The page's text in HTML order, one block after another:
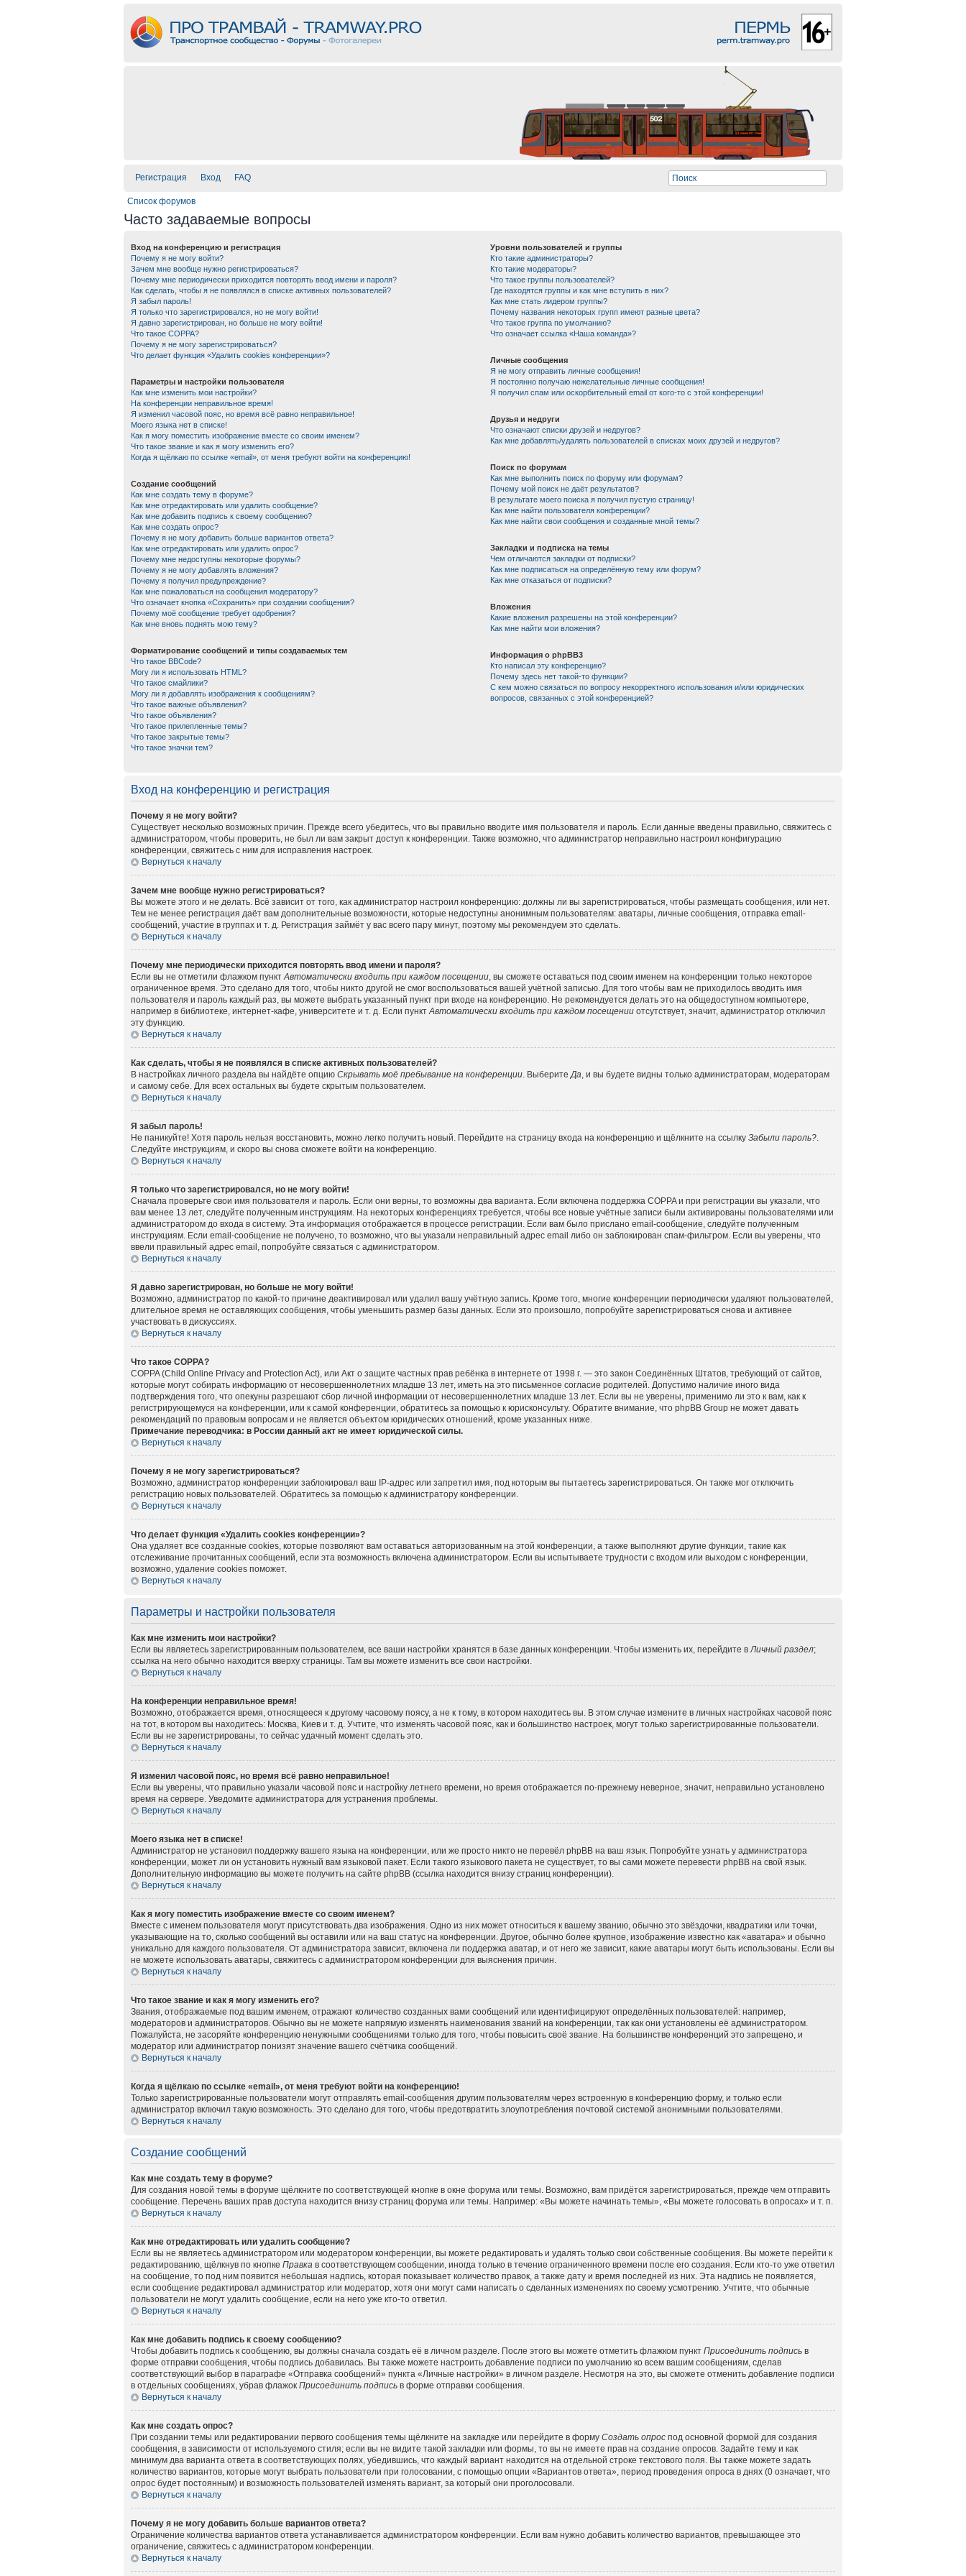
Регистрация Вход FAQ
Список форумов
Часто задаваемые вопросы
Вход на конференцию и регистрация
Почему я не могу войти?
Зачем мне вообще нужно регистрироваться?
Почему мне периодически приходится повторять ввод имени и пароля?
Как сделать, чтобы я не появлялся в списке активных пользователей?
Я забыл пароль!
Я только что зарегистрировался, но не могу войти!
Я давно зарегистрирован, но больше не могу войти!
Что такое COPPA?
Почему я не могу зарегистрироваться?
Что делает функция «Удалить cookies конференции»?
Параметры и настройки пользователя
Как мне изменить мои настройки?
На конференции неправильное время!
Я изменил часовой пояс, но время всё равно неправильное!
Моего языка нет в списке!
Как я могу поместить изображение вместе со своим именем?
Что такое звание и как я могу изменить его?
Когда я щёлкаю по ссылке «email», от меня требуют войти на конференцию!
Создание сообщений
Как мне создать тему в форуме?
Как мне отредактировать или удалить сообщение?
Как мне добавить подпись к своему сообщению?
Как мне создать опрос?
Почему я не могу добавить больше вариантов ответа?
Как мне отредактировать или удалить опрос?
Почему мне недоступны некоторые форумы?
Почему я не могу добавлять вложения?
Почему я получил предупреждение?
Как мне пожаловаться на сообщения модератору?
Что означает кнопка «Сохранить» при создании сообщения?
Почему моё сообщение требует одобрения?
Как мне вновь поднять мою тему?
Форматирование сообщений и типы создаваемых тем
Что такое BBCode?
Могу ли я использовать HTML?
Что такое смайлики?
Могу ли я добавлять изображения к сообщениям?
Что такое важные объявления?
Что такое объявления?
Что такое прилепленные темы?
Что такое закрытые темы?
Что такое значки тем?
Уровни пользователей и группы
Кто такие администраторы?
Кто такие модераторы?
Что такое группы пользователей?
Где находятся группы и как мне вступить в них?
Как мне стать лидером группы?
Почему названия некоторых групп имеют разные цвета?
Что такое группа по умолчанию?
Что означает ссылка «Наша команда»?
Личные сообщения
Я не могу отправить личные сообщения!
Я постоянно получаю нежелательные личные сообщения!
Я получил спам или оскорбительный email от кого-то с этой конференции!
Друзья и недруги
Что означают списки друзей и недругов?
Как мне добавлять/удалять пользователей в списках моих друзей и недругов?
Поиск по форумам
Как мне выполнить поиск по форуму или форумам?
Почему мой поиск не даёт результатов?
В результате моего поиска я получил пустую страницу!
Как мне найти пользователя конференции?
Как мне найти свои сообщения и созданные мной темы?
Закладки и подписка на темы
Чем отличаются закладки от подписки?
Как мне подписаться на определённую тему или форум?
Как мне отказаться от подписки?
Вложения
Какие вложения разрешены на этой конференции?
Как мне найти мои вложения?
Информация о phpBB3
Кто написал эту конференцию?
Почему здесь нет такой-то функции?
С кем можно связаться по вопросу некорректного использования и/или юридических
вопросов, связанных с этой конференцией?
Вход на конференцию и регистрация
Почему я не могу войти?
Существует несколько возможных причин. Прежде всего убедитесь, что вы правильно вводите имя пользователя и пароль. Если данные введены правильно, свяжитесь с
администратором, чтобы проверить, не был ли вам закрыт доступ к конференции. Также возможно, что администратор неправильно настроил конфигурацию
конференции, свяжитесь с ним для исправления настроек.
Вернуться к началу
Зачем мне вообще нужно регистрироваться?
Вы можете этого и не делать. Всё зависит от того, как администратор настроил конференцию: должны ли вы зарегистрироваться, чтобы размещать сообщения, или нет.
Тем не менее регистрация даёт вам дополнительные возможности, которые недоступны анонимным пользователям: аватары, личные сообщения, отправка email-
сообщений, участие в группах и т. д. Регистрация займёт у вас всего пару минут, поэтому мы рекомендуем это сделать.
Вернуться к началу
Почему мне периодически приходится повторять ввод имени и пароля?
Если вы не отметили флажком пунктАвтоматически входить при каждом посещении, вы сможете оставаться под своим именем на конференции только некоторое
ограниченное время. Это сделано для того, чтобы никто другой не смог воспользоваться вашей учётной записью. Для того чтобы вам не приходилось вводить имя
пользователя и пароль каждый раз, вы можете выбрать указанный пункт при входе на конференцию. Не рекомендуется делать это на общедоступном компьютере,
например в библиотеке, интернет-кафе, университете и т. д. Если пунктАвтоматически входить при каждом посещении отсутствует, значит, администратор отключил
эту функцию.
Вернуться к началу
Как сделать, чтобы я не появлялся в списке активных пользователей?
В настройках личного раздела вы найдёте опцию Скрывать моё пребывание на конференции. ВыберитеДа, и вы будете видны только администраторам, модераторам
и самому себе. Для всех остальных вы будете скрытым пользователем.
Вернуться к началу
Я забыл пароль!
Не паникуйте! Хотя пароль нельзя восстановить, можно легко получить новый. Перейдите на страницу входа на конференцию и щёлкните на ссылку Забыли пароль?.
Следуйте инструкциям, и скоро вы снова сможете войти на конференцию.
Вернуться к началу
Я только что зарегистрировался, но не могу войти!
Сначала проверьте свои имя пользователя и пароль. Если они верны, то возможны два варианта. Если включена поддержка COPPA и при регистрации вы указали, что
вам менее 13 лет, следуйте полученным инструкциям. На некоторых конференциях требуется, чтобы все новые учётные записи были активированы пользователями или
администратором до входа в систему. Эта информация отображается в процессе регистрации. Если вам было прислано email-сообщение, следуйте полученным
инструкциям. Если email-сообщение не получено, то возможно, что вы указали неправильный адрес email либо он заблокирован спам-фильтром. Если вы уверены, что
ввели правильный адрес email, попробуйте связаться с администратором.
Вернуться к началу
Я давно зарегистрирован, но больше не могу войти!
Возможно, администратор по какой-то причине деактивировал или удалил вашу учётную запись. Кроме того, многие конференции периодически удаляют пользователей,
длительное время не оставляющих сообщения, чтобы уменьшить размер базы данных. Если это произошло, попробуйте зарегистрироваться снова и активнее
участвовать в дискуссиях.
Вернуться к началу
Что такое COPPA?
COPPA (Child Online Privacy and Protection Act), или Акт о защите частных прав ребёнка в интернете от 1998 г. — это закон Соединённых Штатов, требующий от сайтов,
которые могут собирать информацию от несовершеннолетних младше 13 лет, иметь на это письменное согласие родителей. Допустимо наличие иного вида
подтверждения того, что опекуны разрешают сбор личной информации от несовершеннолетних младше 13 лет. Если вы не уверены, применимо ли это к вам, как к
регистрирующемуся на конференции, или к самой конференции, обратитесь за помощью к юрисконсульту. Обратите внимание, что phpBB Group не может давать
рекомендаций по правовым вопросам и не является объектом юридических отношений, кроме указанных ниже.
Примечание переводчика: в России данный акт не имеет юридической силы.
Вернуться к началу
Почему я не могу зарегистрироваться?
Возможно, администратор конференции заблокировал ваш IP-адрес или запретил имя, под которым вы пытаетесь зарегистрироваться. Он также мог отключить
регистрацию новых пользователей. Обратитесь за помощью к администратору конференции.
Вернуться к началу
Что делает функция «Удалить cookies конференции»?
Она удаляет все созданные cookies, которые позволяют вам оставаться авторизованным на этой конференции, а также выполняют другие функции, такие как
отслеживание прочитанных сообщений, если эта возможность включена администратором. Если вы испытываете трудности с входом или выходом с конференции,
возможно, удаление cookies поможет.
Вернуться к началу
Параметры и настройки пользователя
Как мне изменить мои настройки?
Если вы являетесь зарегистрированным пользователем, все ваши настройки хранятся в базе данных конференции. Чтобы изменить их, перейдите вЛичный раздел;
ссылка на него обычно находится вверху страницы. Там вы можете изменить все свои настройки.
Вернуться к началу
На конференции неправильное время!
Возможно, отображается время, относящееся к другому часовому поясу, а не к тому, в котором находитесь вы. В этом случае измените в личных настройках часовой пояс
на тот, в котором вы находитесь: Москва, Киев и т. д. Учтите, что изменять часовой пояс, как и большинство настроек, могут только зарегистрированные пользователи.
Если вы не зарегистрированы, то сейчас удачный момент сделать это.
Вернуться к началу
Я изменил часовой пояс, но время всё равно неправильное!
Если вы уверены, что правильно указали часовой пояс и настройку летнего времени, но время отображается по-прежнему неверное, значит, неправильно установлено
время на сервере. Уведомите администратора для устранения проблемы.
Вернуться к началу
Моего языка нет в списке!
Администратор не установил поддержку вашего языка на конференции, или же просто никто не перевёл phpBB на ваш язык. Попробуйте узнать у администратора
конференции, может ли он установить нужный вам языковой пакет. Если такого языкового пакета не существует, то вы сами можете перевести phpBB на свой язык.
Дополнительную информацию вы можете получить на сайте phpBB (ссылка находится внизу страниц конференции).
Вернуться к началу
Как я могу поместить изображение вместе со своим именем?
Вместе с именем пользователя могут присутствовать два изображения. Одно из них может относиться к вашему званию, обычно это звёздочки, квадратики или точки,
указывающие на то, сколько сообщений вы оставили или на ваш статус на конференции. Другое, обычно более крупное, изображение известно как «аватара» и обычно
уникально для каждого пользователя. От администратора зависит, включена ли поддержка аватар, и от него же зависит, какие аватары могут быть использованы. Если вы
не можете использовать аватары, свяжитесь с администратором конференции для выяснения причин.
Вернуться к началу
Что такое звание и как я могу изменить его?
Звания, отображаемые под вашим именем, отражают количество созданных вами сообщений или идентифицируют определённых пользователей: например,
модераторов и администраторов. Обычно вы не можете напрямую изменять наименования званий на конференции, так как они установлены её администратором.
Пожалуйста, не засоряйте конференцию ненужными сообщениями только для того, чтобы повысить своё звание. На большинстве конференций это запрещено, и
модератор или администратор понизят значение вашего счётчика сообщений.
Вернуться к началу
Когда я щёлкаю по ссылке «email», от меня требуют войти на конференцию!
Только зарегистрированные пользователи могут отправлять email-сообщения другим пользователям через встроенную в конференцию форму, и только если
администратор включил такую возможность. Это сделано для того, чтобы предотвратить злоупотребления почтовой системой анонимными пользователями.
Вернуться к началу
Создание сообщений
Как мне создать тему в форуме?
Для создания новой темы в форуме щёлкните по соответствующей кнопке в окне форума или темы. Возможно, вам придётся зарегистрироваться, прежде чем отправить
сообщение. Перечень ваших прав доступа находится внизу страниц форума или темы. Например: «Вы можете начинать темы», «Вы можете голосовать в опросах» и т. п.
Вернуться к началу
Как мне отредактировать или удалить сообщение?
Если вы не являетесь администратором или модератором конференции, вы можете редактировать и удалять только свои собственные сообщения. Вы можете перейти к
редактированию, щёлкнув по кнопке Правка в соответствующем сообщении, иногда только в течение ограниченного времени после его создания. Если кто-то уже ответил
на сообщение, то под ним появится небольшая надпись, которая показывает количество правок, а также дату и время последней из них. Эта надпись не появляется,
если сообщение редактировал администратор или модератор, хотя они могут сами написать о сделанных изменениях по своему усмотрению. Учтите, что обычные
пользователи не могут удалить сообщение, если на него уже кто-то ответил.
Вернуться к началу
Как мне добавить подпись к своему сообщению?
Чтобы добавить подпись к сообщению, вы должны сначала создать её в личном разделе. После этого вы можете отметить флажком пункт Присоединить подпись в
форме отправки сообщения, чтобы подпись добавилась. Вы также можете настроить добавление подписи по умолчанию ко всем вашим сообщениям, сделав
соответствующий выбор в параграфе «Отправка сообщений» пункта «Личные настройки» в личном разделе. Несмотря на это, вы сможете отменить добавление подписи
в отдельных сообщениях, убрав флажок Присоединить подпись в форме отправки сообщения.
Вернуться к началу
Как мне создать опрос?
При создании темы или редактировании первого сообщения темы щёлкните на закладке или перейдите в форму Создать опрос под основной формой для создания
сообщения, в зависимости от используемого стиля; если вы не видите такой закладки или формы, то вы не имеете прав на создание опросов. Задайте тему и как
минимум два варианта ответа в соответствующих полях, убедившись, что каждый вариант находится на отдельной строке текстового поля. Вы также можете задать
количество вариантов, которые могут выбрать пользователи при голосовании, с помощью опции «Вариантов ответа», период проведения опроса в днях (0 означает, что
опрос будет постоянным) и возможность пользователей изменять вариант, за который они проголосовали.
Вернуться к началу
Почему я не могу добавить больше вариантов ответа?
Ограничение количества вариантов ответа устанавливается администратором конференции. Если вам нужно добавить количество вариантов, превышающее это
ограничение, свяжитесь с администратором конференции.
Вернуться к началу